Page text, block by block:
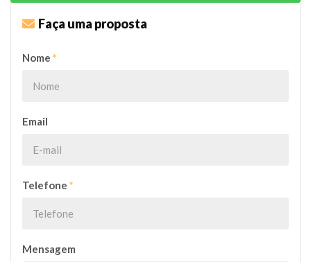
Faça uma proposta
Nome *
Email
Telefone *
Mensagem